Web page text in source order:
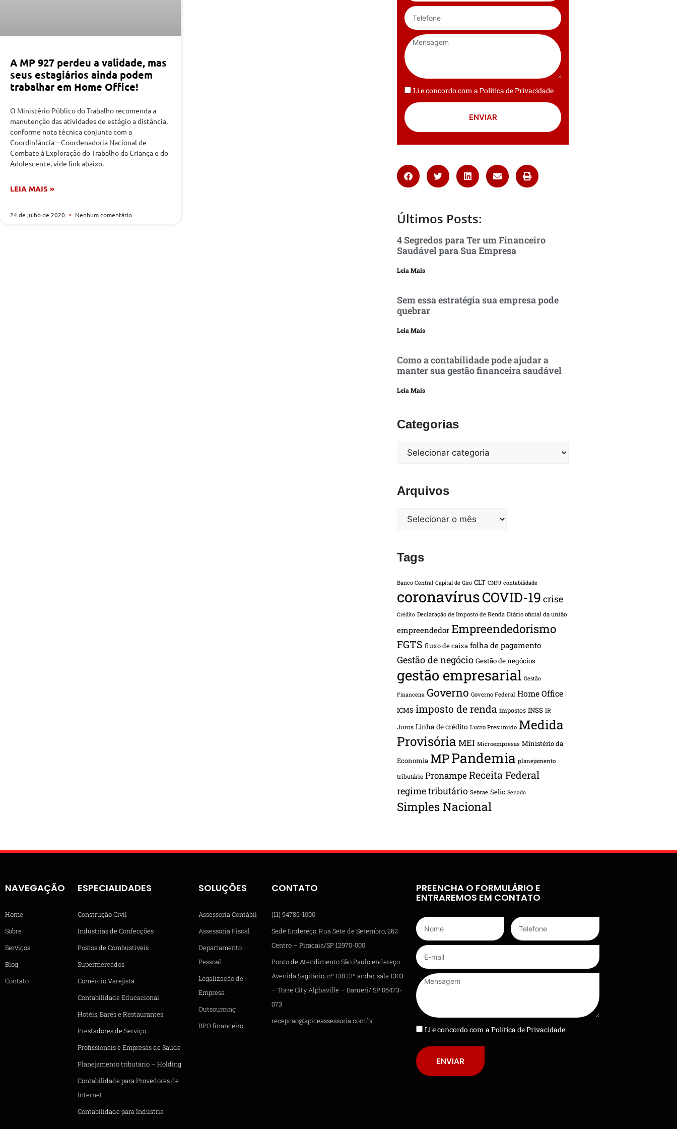
A MP 927 perdeu a validade, mas
seus estagiários ainda podem
trabalhar em Home Office!
O Ministério Público do Trabalho recomenda a
manutenção das atividades de estágio a distância,
conforme nota técnica conjunta com a
Coordinfância – Coordenadoria Nacional de
Combate à Exploração do Trabalho da Criança e do
Adolescente, vide link abaixo.
LEIA MAIS »
24 de julho de 2020 Nenhum comentário
Li e concordo com aPolítica de Privacidade
ENVIAR
Últimos Posts:
4 Segredos para Ter um Financeiro
Saudável para Sua Empresa
Leia Mais
Sem essa estratégia sua empresa pode
quebrar
Leia Mais
Como a contabilidade pode ajudar a
manter sua gestão financeira saudável
Leia Mais
Categorias
Arquivos
Tags
Banco Central Capital de Giro CLT CNPJ contabilidade
coronavírusCOVID-19 crise
Crédito Declaração de Imposto de Renda Diário oficial da união
empreendedor Empreendedorismo
FGTS fluxo de caixa folha de pagamento
Gestão de negócio Gestão de negócios
gestão empresarial Gestão
Financeira Governo Governo Federal Home Office
ICMS imposto de renda impostos INSS IR
Juros Linha de crédito Lucro Presumido Medida
Provisória MEI Microempresas Ministério da
Economia MPPandemia planejamento
tributário PronampeReceita Federal
regime tributário Sebrae Selic Senado
Simples Nacional
NAVEGAÇÃO
Home
Sobre
Serviços
Blog
Contato
ESPECIALIDADES
Construção Civil
Indústrias de Confecções
Postos de Combustíveis
Supermercados
Comércio Varejista
Contabilidade Educacional
Hotéis, Bares e Restaurantes
Prestadores de Serviço
Profissionais e Empresas de Saúde
Planejamento tributário – Holding
Contabilidade para Provedores de
Internet
Contabilidade para Indústria
SOLUÇÕES
Assessoria Contábil
Assessoria Fiscal
Departamento
Pessoal
Legalização de
Empresa
Outsourcing
BPO financeiro
CONTATO
(11) 94785-1000
Sede Endereço: Rua Sete de Setembro, 262
Centro – Piracaia/SP 12970-000
Ponto de Atendimento São Paulo endereço:
Avenida Sagitário, nº 138 13º andar, sala 1303
– Torre City Alphaville – Barueri/ SP 06473-
073
recepcao@apiceassessoria.com.br
PREENCHA O FORMULÁRIO E
ENTRAREMOS EM CONTATO
Li e concordo com aPolítica de Privacidade
ENVIAR